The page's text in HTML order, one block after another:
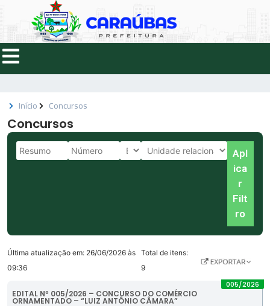
Início Concursos
Concursos
Apl
ica
r
Filt
ro
Última atualização em: 26/06/2026 às
09:36
Total de itens:
9
EDITAL Nº 005/2026 – CONCURSO DO COMÉRCIO
ORNAMENTADO – “LUIZ ANTÔNIO CÂMARA”
005/2026